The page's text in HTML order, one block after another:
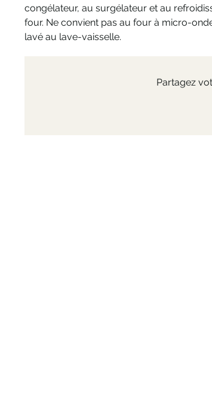
congélateur, au surgélateur et au
four. Ne convient pas au four à micro-
lavé au lave-vaisselle.
Partagez